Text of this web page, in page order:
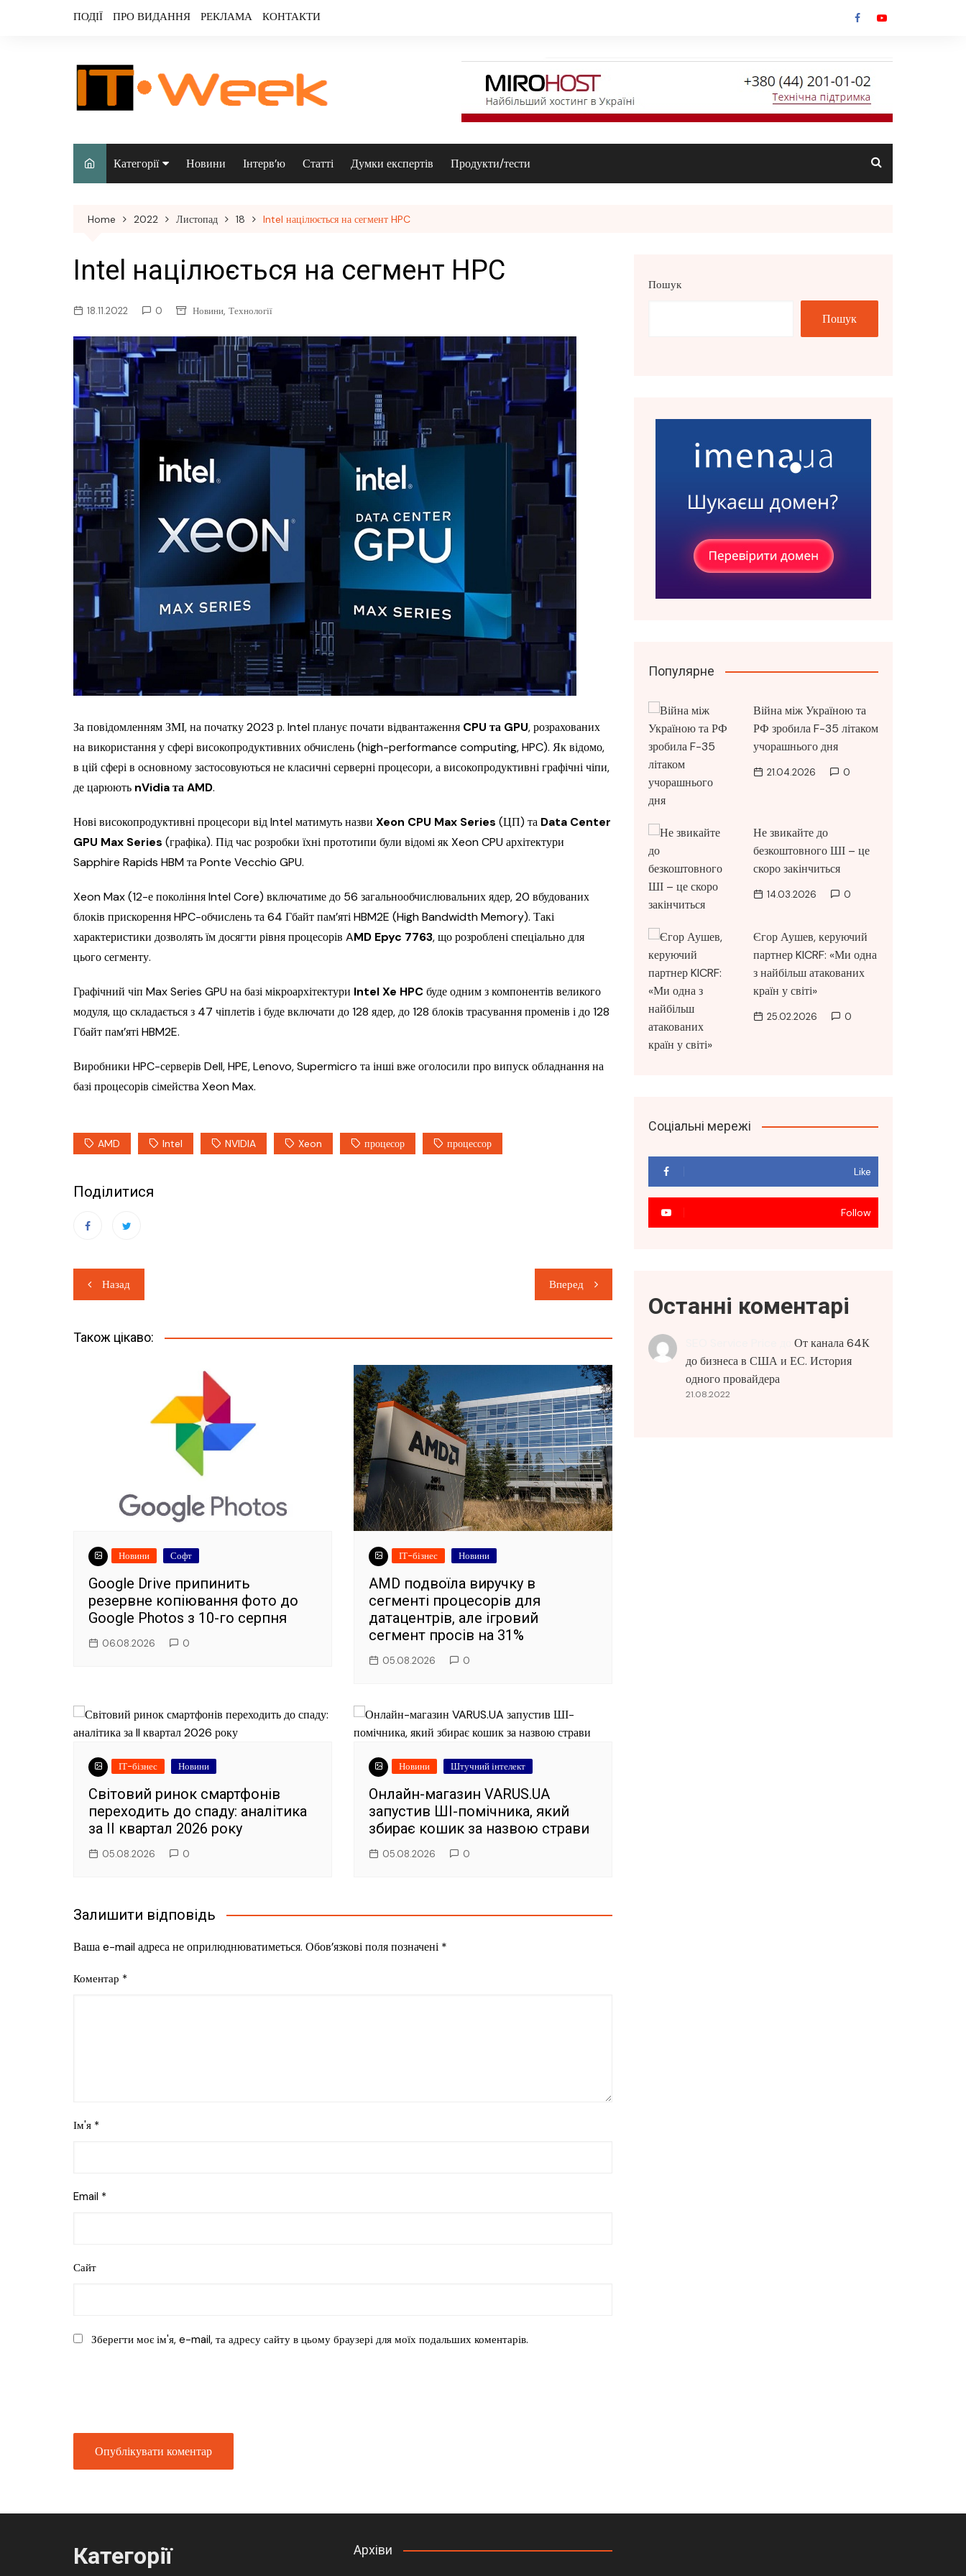
ПОДІЇ ПРО ВИДАННЯ РЕКЛАМА КОНТАКТИ
Категорії
Аудіо & відео
Безпека
Інфраструктура/
датацентри
ІТ-бізнес
Консалтинг
Майбутнє
Мобільні пристрої/ПК
Наука
Периферія
Софт
Технології
Фінтех
Новини Інтерв’ю Статті Думки експертів Продукти/тести
Home 2022 Листопад 18 Intel націлюється на сегмент HPC
Intel націлюється на сегмент HPC
18.11.2022 0 Новини, Технології
За повідомленням ЗМІ, на початку 2023 р. Intel планує почати відвантаження CPU та GPU, розрахованих
на використання у сфері високопродуктивних обчислень (high-performance computing, HPC). Як відомо,
в цій сфері в основному застосовуються не класичні серверні процесори, а високопродуктивні графічні чіпи,
де царюють nVidia та AMD.
Нові високопродуктивні процесори від Intel матимуть назви Xeon CPU Max Series (ЦП) та Data Center
GPU Max Series (графіка). Під час розробки їхні прототипи були відомі як Xeon CPU архітектури
Sapphire Rapids HBM та Ponte Vecchio GPU.
Xeon Max (12-е покоління Intel Core) включатиме до 56 загальнообчислювальних ядер, 20 вбудованих
блоків прискорення HPC-обчислень та 64 Гбайт пам’яті HBM2E (High Bandwidth Memory). Такі
характеристики дозволять їм досягти рівня процесорів AMD Epyc 7763, що розроблені спеціально для
цього сегменту.
Графічний чіп Max Series GPU на базі мікроархітектури Intel Xe HPCбуде одним з компонентів великого
модуля, що складається з 47 чіплетів і буде включати до 128 ядер, до 128 блоків трасування променів і до 128
Гбайт пам’яті HBM2E.
Виробники HPC-серверів Dell, HPE, Lenovo, Supermicro та інші вже оголосили про випуск обладнання на
базі процесорів сімейства Xeon Max.
AMD Intel NVIDIA Xeon процесор процессор
Поділитися
Навігація
записів
Назад Вперед
Також цікаво:
Новини Софт
Google Drive припинить
резервне копіювання фото до
Google Photos з 10-го серпня
06.08.2026 0
ІТ-бізнес Новини
AMD подвоїла виручку в
сегменті процесорів для
датацентрів, але ігровий
сегмент просів на 31%
05.08.2026 0
ІТ-бізнес Новини
Світовий ринок смартфонів
переходить до спаду: аналітика
за II квартал 2026 року
05.08.2026 0
Новини Штучний інтелект
Онлайн-магазин VARUS.UA
запустив ШІ-помічника, який
збирає кошик за назвою страви
05.08.2026 0
Залишити відповідь
Ваша e-mail адреса не оприлюднюватиметься. Обов’язкові поля позначені *
Коментар *
Ім'я *
Email *
Сайт
Зберегти моє ім'я, e-mail, та адресу сайту в цьому браузері для моїх подальших коментарів.
Пошук
Пошук
Популярне
Війна між Україною та
РФ зробила F-35 літаком
учорашнього дня
21.04.2026 0
Не звикайте до
безкоштовного ШІ – це
скоро закінчиться
14.03.2026 0
Єгор Аушев, керуючий
партнер KICRF: «Ми одна
з найбільш атакованих
країн у світі»
25.02.2026 0
Соціальні мережі
Like
Follow
Останні коментарі
От канала 64К
до бизнеса в США и ЕС. История
одного провайдера
21.08.2022
Категорії Архіви